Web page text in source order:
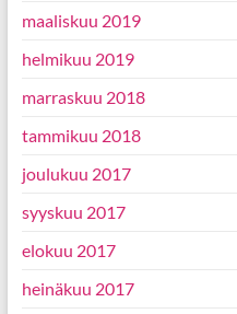
maaliskuu 2019
helmikuu 2019
marraskuu 2018
tammikuu 2018
joulukuu 2017
syyskuu 2017
elokuu 2017
heinäkuu 2017